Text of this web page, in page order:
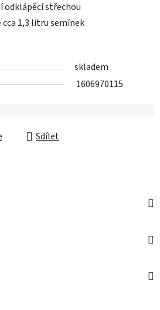
odklápěcí střechou
1,3 litru semínek
skladem
1606970115
Sdílet